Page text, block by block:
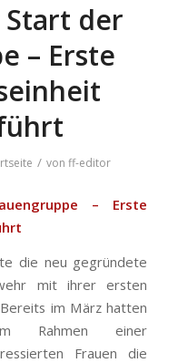
der
– Erste
/ vonff-editor
– Erste
die neu gegründete
mit ihrer ersten
im März hatten
Rahmen einer
Frauen die